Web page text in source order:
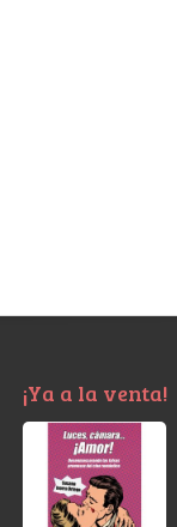
¡Ya a la venta!